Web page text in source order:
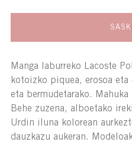
Manga laburreko Lacoste
kotoizko piquea, erosoa
eta bermudetarako.
Behe zuzena, alboetako
Urdin iluna kolorean
dauzkazu aukeran.